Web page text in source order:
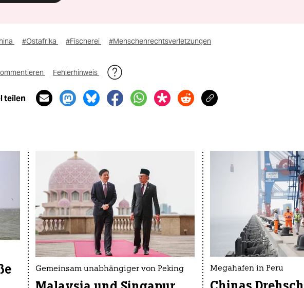
#Ostafrika #Fischerei #Menschenrechtsverletzungen
Fehlerhinweis
teilen
Gemeinsam unabhängiger von Peking Megahafen in Peru